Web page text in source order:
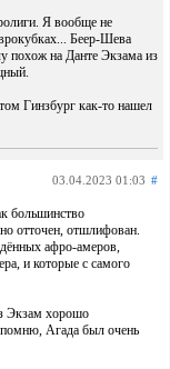
Я вообще не
Беер-Шева
похож на Данте Экзама из
Гинзбург как-то нашел
03.04.2023 01:03 #
большинство
отточен, отшлифован.
афро-амеров,
и которые с самого
Экзам хорошо
Агада был очень